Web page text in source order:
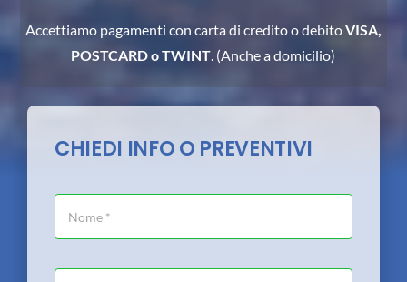
Accettiamo pagamenti con carta di credito o debitoVISA,
POSTCARD o TWINT. (Anche a domicilio)
CHIEDI INFO O PREVENTIVI